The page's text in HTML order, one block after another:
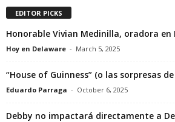
EDITOR PICKS
Honorable Vivian Medinilla, oradora en
Hoy en Delaware - March 5, 2025
“House of Guinness” (o las sorpresas
Eduardo Parraga - October 6, 2025
Debby no impactará directamente a